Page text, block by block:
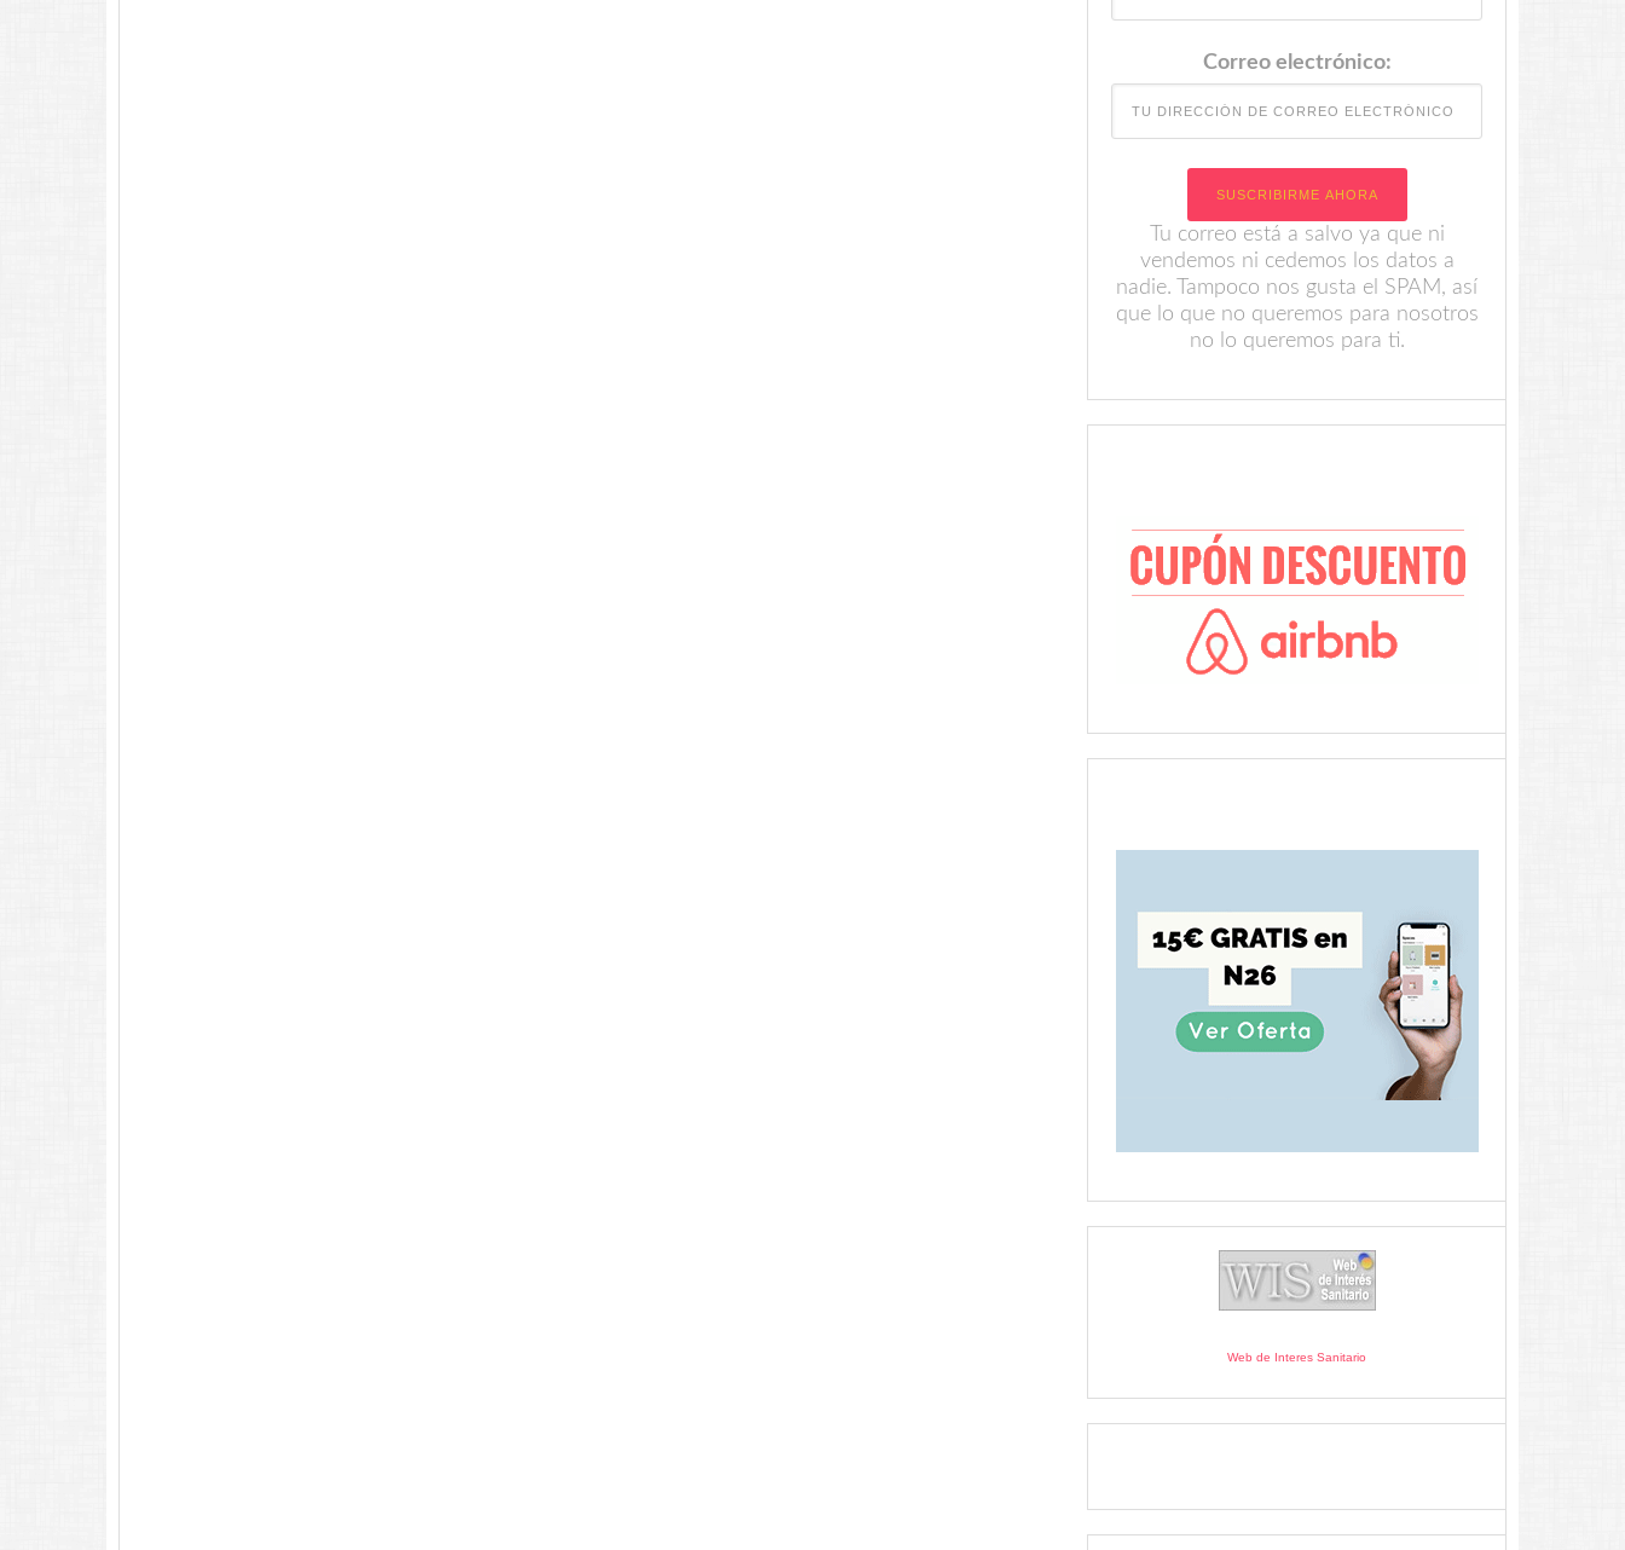
Correo electrónico:
Tu correo está a salvo ya que ni
vendemos ni cedemos los datos a
nadie. Tampoco nos gusta el SPAM, así
que lo que no queremos para nosotros
no lo queremos para ti.
Web de Interes Sanitario